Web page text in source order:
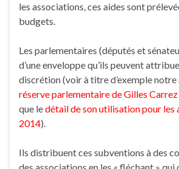
les associations, ces aides sont
budgets.
Les parlementaires (députés et
d’une enveloppe qu’ils peuvent
discrétion (voir à titre d’exemple
réserve parlementaire de Gilles
que ledétail de son utilisation pour les
2014).
Ils distribuent ces subventions à des